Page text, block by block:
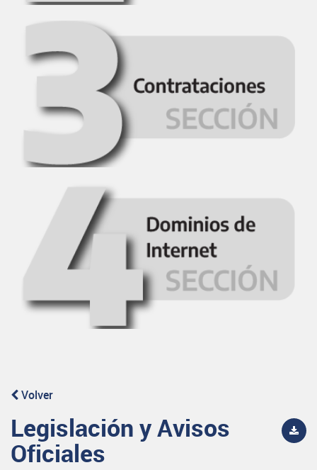
Volver
Legislación y Avisos
Oficiales